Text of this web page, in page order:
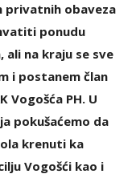
privatnih obaveza
ponudu
ali na kraju se sve
i postanem član
Vogošća PH. U
pokušaćemo da
krenuti ka
Vogošći kao i